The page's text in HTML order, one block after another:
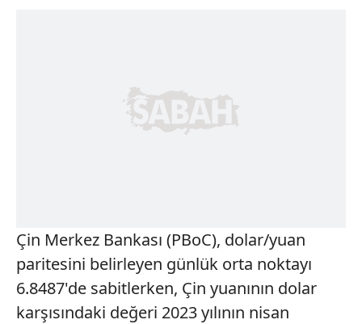
Çin Merkez Bankası (PBoC), dolar/yuan
paritesini belirleyen günlük orta noktayı
6.8487'de sabitlerken, Çin yuanının dolar
karşısındaki değeri 2023 yılının nisan